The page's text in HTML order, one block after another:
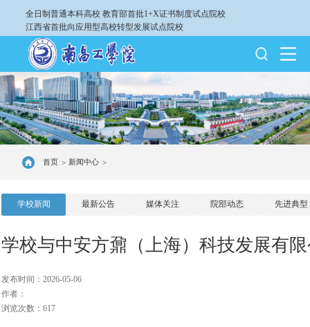
全日制普通本科高校 教育部首批1+X证书制度试点院校
江西省首批向应用型高校转型发展试点院校
首页 > 新闻中心 >
学校新闻 最新公告 媒体关注 院部动态 先进典型
学校与中安方鼐（上海）科技发展有
发布时间：2026-05-06
作者：
浏览次数：617